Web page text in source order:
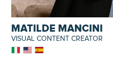
MATILDE MANCINI
VISUAL CONTENT CREATOR